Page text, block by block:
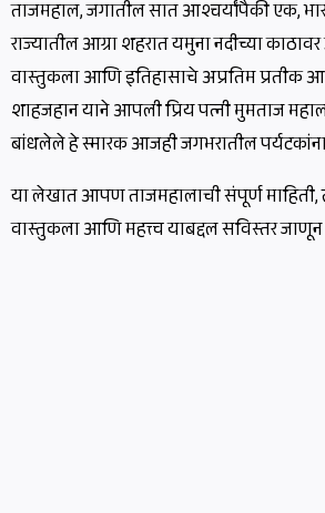
ताजमहाल, जगातील सात आश्चर्यांपैकी एक,
राज्यातील आग्रा शहरात यमुना नदीच्या
वास्तुकला आणि इतिहासाचे अप्रतिम प्रतीक
शाहजहान याने आपली प्रिय पत्नी मुमताज
बांधलेले हे स्मारक आजही जगभरातील
या लेखात आपण ताजमहालाची संपूर्ण माहिती,
वास्तुकला आणि महत्त्व याबद्दल सविस्तर